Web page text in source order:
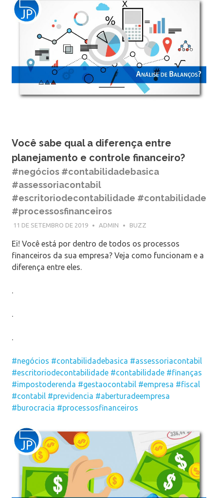
Você sabe qual a diferença entre
planejamento e controle financeiro?
#negócios #contabilidadebasica
#assessoriacontabil
#escritoriodecontabilidade #contabilidade
#processosfinanceiros
11 DE SETEMBRO DE 2019 ADMIN BUZZ
Ei! Você está por dentro de todos os processos
financeiros da sua empresa? Veja como funcionam e a
diferença entre eles.
.
.
.
#negócios #contabilidadebasica #assessoriacontabil
#escritoriodecontabilidade #contabilidade #finanças
#impostoderenda #gestaocontabil #empresa #fiscal
#contabil #previdencia #aberturadeempresa
#burocracia #processosfinanceiros